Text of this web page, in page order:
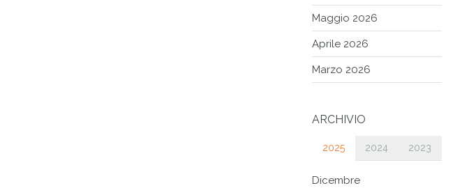
Maggio 2026
Aprile 2026
Marzo 2026
ARCHIVIO
2025 2024 2023
Dicembre